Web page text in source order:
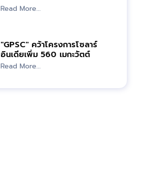
67
Read More...
"GPSC" คว้าโครงการโซลาร์
อินเดียเพิ่ม 560 เมกะวัตต์
Read More...